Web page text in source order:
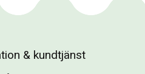
& kundtjänst